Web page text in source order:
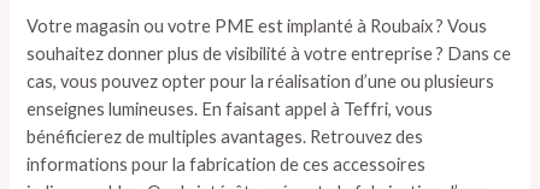
Votre magasin ou votre PME est implanté à Roubaix ? Vous
souhaitez donner plus de visibilité à votre entreprise ? Dans ce
cas, vous pouvez opter pour la réalisation d’une ou plusieurs
enseignes lumineuses. En faisant appel à Teffri, vous
bénéficierez de multiples avantages. Retrouvez des
informations pour la fabrication de ces accessoires